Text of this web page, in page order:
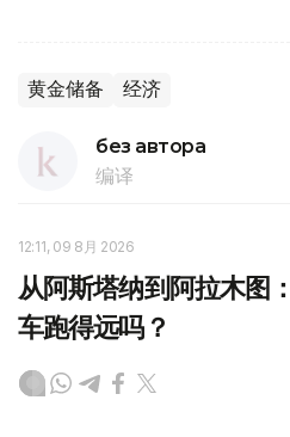
黄金储备 经济
без автора
编译
12:11, 09 8月 2026
从阿斯塔纳到阿拉木图
车跑得远吗？